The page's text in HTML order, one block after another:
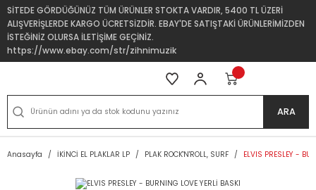
SİTEDE GÖRDÜĞÜNÜZ TÜM ÜRÜNLER STOKTA VARDIR, 5400 TL ÜZERİ
ALIŞVERİŞLERDE KARGO ÜCRETSİZDİR. EBAY'DE SATIŞTAKİ ÜRÜNLERİMİZDEN
İSTEĞİNİZ OLURSA İLETİŞİME GEÇİNİZ.
https://www.ebay.com/str/zihnimuzik
ARA
Anasayfa İKİNCİ EL PLAKLAR LP PLAK ROCK'N'ROLL, SURF ELVIS PRESLEY -